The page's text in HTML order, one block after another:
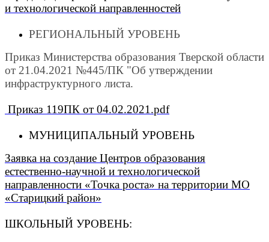
и технологической направленностей
РЕГИОНАЛЬНЫЙ УРОВЕНЬ
Приказ Министерства образования Тверской области
от 21.04.2021 №445/ПК "Об утверждении
инфраструктурного листа.
Приказ 119ПК от 04.02.2021.pdf
МУНИЦИПАЛЬНЫЙ УРОВЕНЬ
Заявка на создание Центров образования
естественно-научной и технологической
направленности «Точка роста» на территории МО
«Старицкий район»
ШКОЛЬНЫЙ УРОВЕНЬ: